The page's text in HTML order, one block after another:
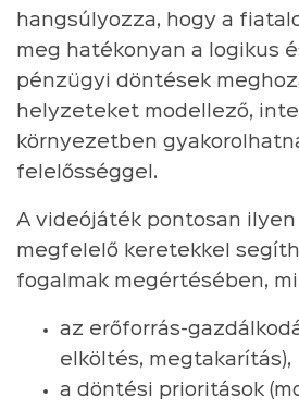
hangsúlyozza, hogy a
meg hatékonyan a logikus
pénzügyi döntések
helyzeteket modellező,
környezetben
felelősséggel.
A videójáték pontosan
megfelelő keretekkel
fogalmak megértésében,
az erőforrás-
elköltés, megtakarítás),
a döntési prioritások